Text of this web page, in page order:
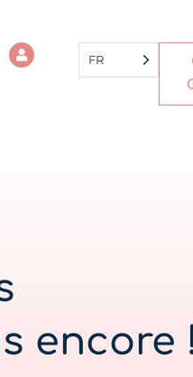
FR
encore